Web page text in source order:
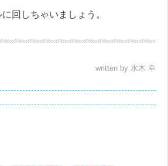
回しちゃいましょう。
written by 水木 幸